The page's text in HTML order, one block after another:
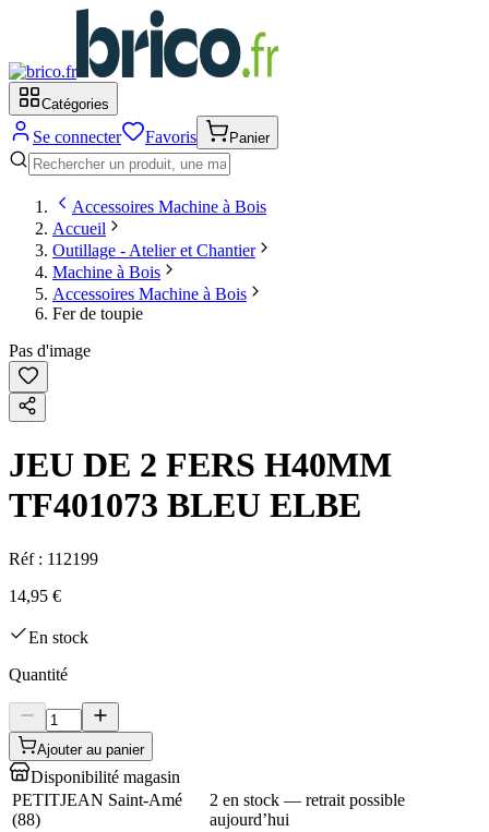
Catégories
Se connecter Favoris Panier
Accessoires Machine à Bois
Accueil
Outillage - Atelier et Chantier
Machine à Bois
Accessoires Machine à Bois
Fer de toupie
Pas d'image
JEU DE 2 FERS H40MM
TF401073 BLEU ELBE
Réf : 112199
14,95 €
En stock
Quantité
Ajouter au panier
Disponibilité magasin
PETITJEAN Saint-Amé
(88)
2 en stock — retrait possible
aujourd’hui